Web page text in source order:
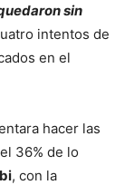
sin
intentos de
en el
hacer las
36% de lo
, con la